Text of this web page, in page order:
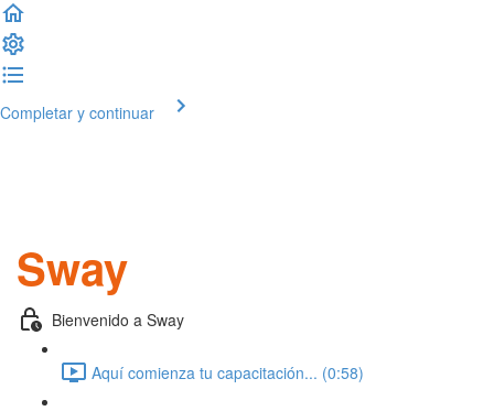
Completar y continuar
Sway
Bienvenido a Sway
Aquí comienza tu capacitación... (0:58)